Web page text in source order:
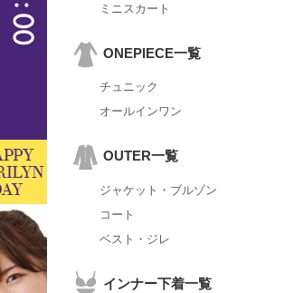
ミニスカート
ONEPIECE一覧
チュニック
オールインワン
OUTER一覧
ジャケット・ブルゾン
コート
ベスト・ジレ
インナー下着一覧